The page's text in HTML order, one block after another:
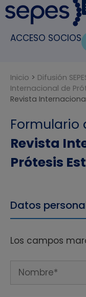
ACCESO SOCIOS
Inicio > Difusión
Internacional de
Revista
Formulario
Revista
Prótesis
Datos
Los campos